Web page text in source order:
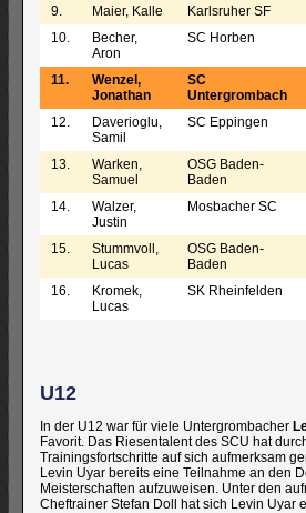
9. Maier, Kalle Karlsruher SF
10.
Becher,
Aron
SC Horben
11.
Wenzel,
Jonathan
SC
Untergrombach
12.
Daverioglu,
Samil
SC Eppingen
13.
Warken,
Samuel
OSG Baden-
Baden
14.
Walzer,
Justin
Mosbacher SC
15.
Stummvoll,
Lucas
OSG Baden-
Baden
16.
Kromek,
Lucas
SK Rheinfelden
U12
In der U12 war für viele Untergrombacher
Favorit. Das Riesentalent des SCU hat
Trainingsfortschritte auf sich aufmerksam
Levin Uyar bereits eine Teilnahme an den
Meisterschaften aufzuweisen. Unter den
Cheftrainer Stefan Doll hat sich Levin Uyar